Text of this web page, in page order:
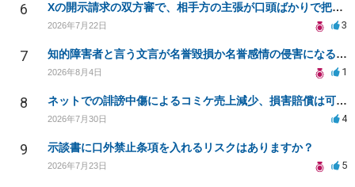
6 Xの開示請求の双方審で、相手方の主張が口頭ばかりで把握しきれません
2026年7月22日 3
7 知的障害者と言う文言が名誉毀損か名誉感情の侵害になるか教えてほしい。
2026年8月4日 1
8 ネットでの誹謗中傷によるコミケ売上減少、損害賠償は可能か？
2026年7月30日 4
9 示談書に口外禁止条項を入れるリスクはありますか？
2026年7月23日 5